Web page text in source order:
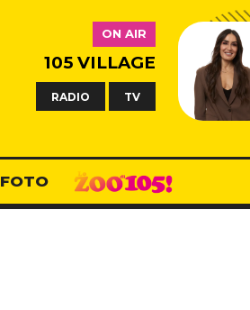
ON AIR
105 VILLAGE
RADIO TV
FOTO